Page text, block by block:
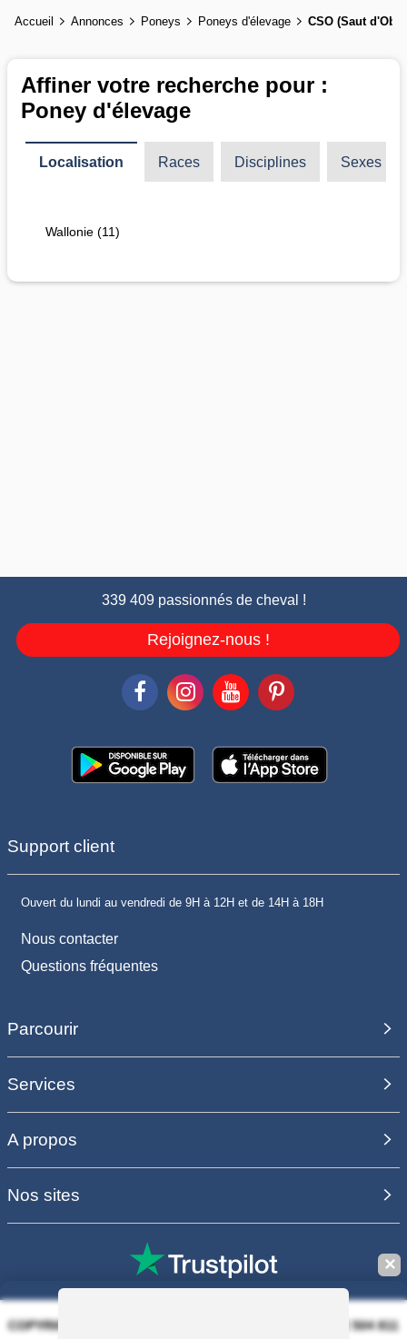
Accueil Annonces Poneys Poneys d'élevage CSO (Saut
Affiner votre recherche pour :
Poney d'élevage
Localisation Races Disciplines Sexes
Wallonie (11)
339 409 passionnés de cheval !
Rejoignez-nous !
Support client
Ouvert du lundi au vendredi de 9H à 12H et de 14H à 18H
Nous contacter
Questions fréquentes
Parcourir
Services
A propos
Nos sites
COPYRIGHT 2006 - 2025 - EQUIRODI SAS - R.C.S. DOLE 504 811
✕